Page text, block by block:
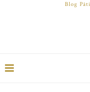
Blog